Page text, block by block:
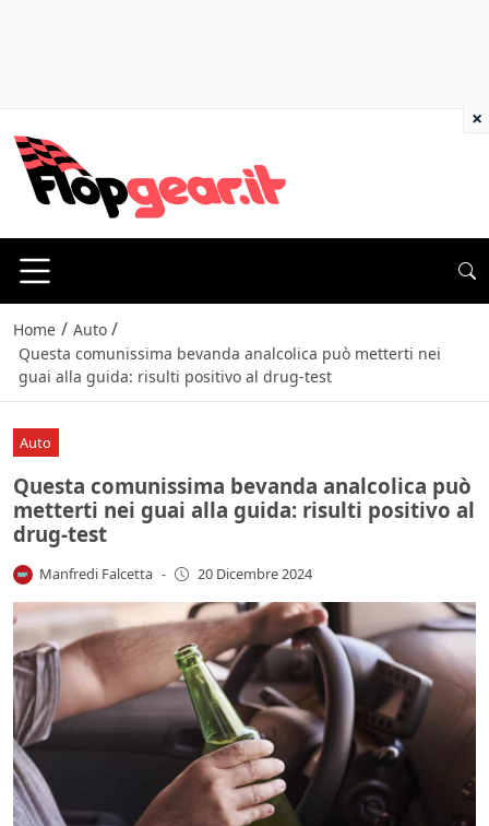
Home / Auto /
Questa comunissima bevanda analcolica può metterti nei
guai alla guida: risulti positivo al drug-test
Auto
Questa comunissima bevanda analcolica può
metterti nei guai alla guida: risulti positivo al
drug-test
Manfredi Falcetta - 20 Dicembre 2024
×